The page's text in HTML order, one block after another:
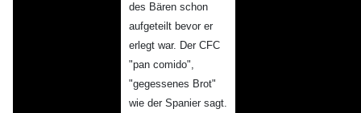
des Bären schon
aufgeteilt bevor er
erlegt war. Der CFC
"pan comido",
"gegessenes Brot"
wie der Spanier sagt.